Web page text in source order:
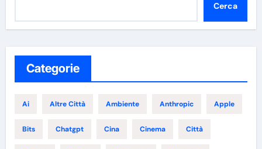
Cerca
Categorie
Ai Altre Città Ambiente Anthropic Apple
Bits Chatgpt Cina Cinema Città